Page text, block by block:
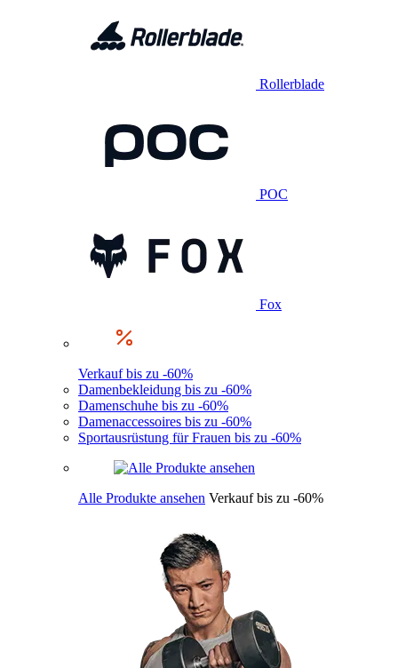
Rollerblade
POC
Fox
Verkauf bis zu -60%
Damenbekleidung bis zu -60%
Damenschuhe bis zu -60%
Damenaccessoires bis zu -60%
Sportausrüstung für Frauen bis zu -60%
Alle Produkte ansehen Verkauf bis zu -60%